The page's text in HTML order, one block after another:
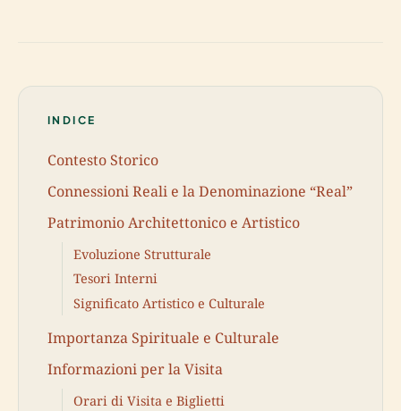
INDICE
Contesto Storico
Connessioni Reali e la Denominazione “Real”
Patrimonio Architettonico e Artistico
Evoluzione Strutturale
Tesori Interni
Significato Artistico e Culturale
Importanza Spirituale e Culturale
Informazioni per la Visita
Orari di Visita e Biglietti